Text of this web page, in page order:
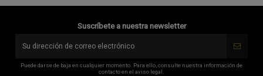
Suscríbete a nuestra newsletter
Puede darse de baja en cualquier momento. Para ello, consulte nuestra información de
contacto en el aviso legal.